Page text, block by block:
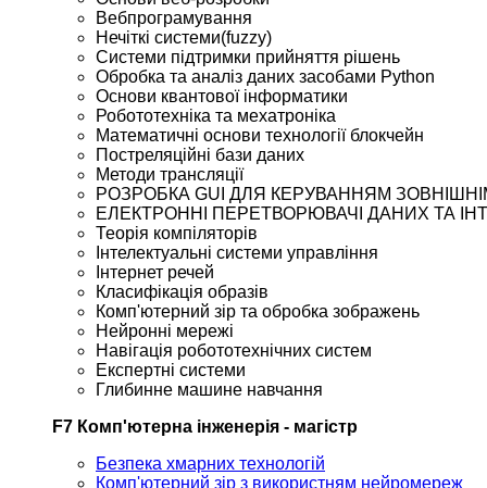
Вебпрограмування
Нечіткі системи(fuzzy)
Системи підтримки прийняття рішень
Обробка та аналіз даних засобами Python
Основи квантової інформатики
Робототехніка та мехатроніка
Математичні основи технології блокчейн
Постреляційні бази даних
Методи трансляції
РОЗРОБКА GUI ДЛЯ КЕРУВАННЯМ
ЕЛЕКТРОННІ ПЕРЕТВОРЮВАЧІ ДАНИХ ТА
Теорія компіляторів
Інтелектуальні системи управління
Інтернет речей
Класифікація образів
Комп'ютерний зір та обробка зображень
Нейронні мережі
Навігація робототехнічних систем
Експертні системи
Глибинне машине навчання
F7 Комп'ютерна інженерія - магістр
Безпека хмарних технологій
Комп'ютерний зір з використням нейромереж